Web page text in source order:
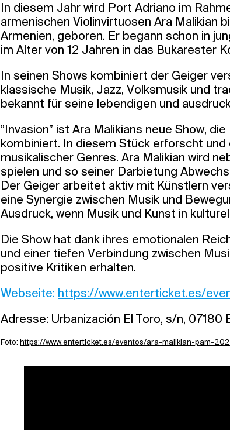
In diesem Jahr wird Port Adriano im
armenischen Violinvirtuosen Ara Malikian
Armenien, geboren. Er begann schon in
im Alter von 12 Jahren in das Bukarester
In seinen Shows kombiniert der Geiger
klassische Musik, Jazz, Volksmusik und
bekannt für seine lebendigen und
”Invasion” ist Ara Malikians neue Show,
kombiniert. In diesem Stück erforscht
musikalischer Genres. Ara Malikian wird
spielen und so seiner Darbietung
Der Geiger arbeitet aktiv mit Künstlern
eine Synergie zwischen Musik und
Ausdruck, wenn Musik und Kunst in
Die Show hat dank ihres emotionalen
und einer tiefen Verbindung zwischen
positive Kritiken erhalten.
Webseite: https://www.enterticket.es/
Adresse: Urbanización El Toro, s/n, 07180
Foto: https://www.enterticket.es/eventos/ara-malikian-pam-